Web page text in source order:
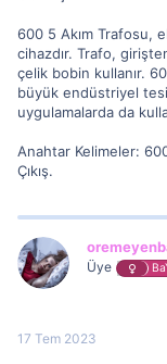
600 5 Akım Trafosu,
cihazdır. Trafo,
çelik bobin kullanır.
büyük endüstriyel
uygulamalarda da
Anahtar Kelimeler:
Çıkış.
Üye
17 Tem 2023